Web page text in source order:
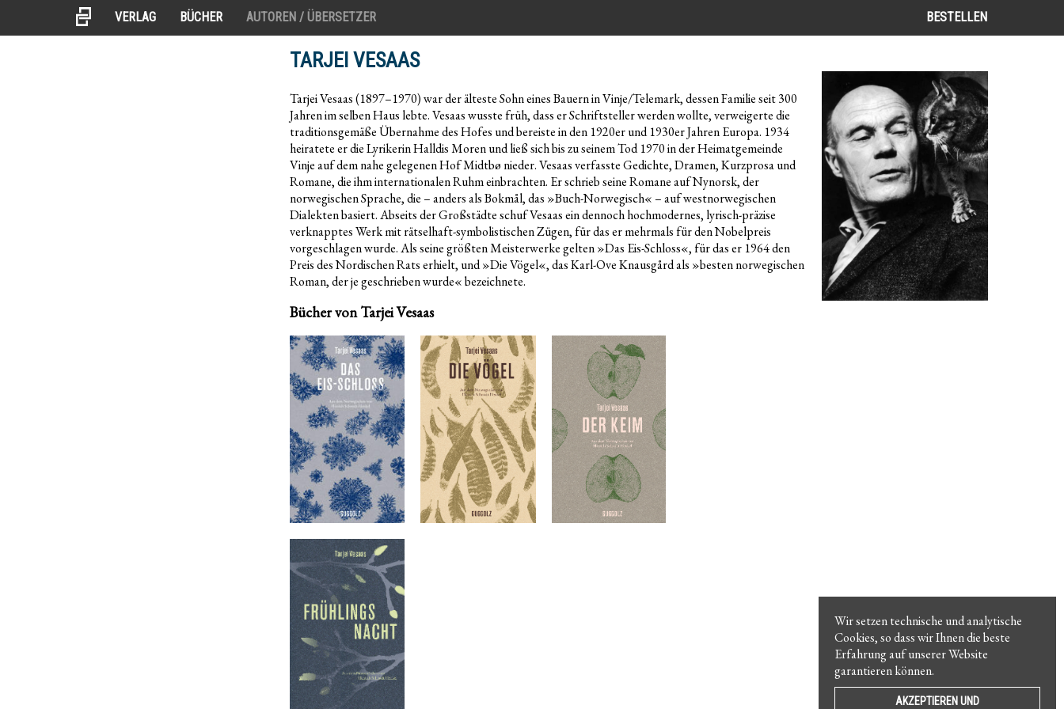
VERLAG BÜCHER AUTOREN / ÜBERSETZER BESTELLEN
TARJEI VESAAS
Tarjei Vesaas (1897–1970) war der älteste Sohn eines Bauern in Vinje/Telemark, dessen Familie seit 300
Jahren im selben Haus lebte. Vesaas wusste früh, dass er Schriftsteller werden wollte, verweigerte die
traditionsgemäße Übernahme des Hofes und bereiste in den 1920er und 1930er Jahren Europa. 1934
heiratete er die Lyrikerin Halldis Moren und ließ sich bis zu seinem Tod 1970 in der Heimatgemeinde
Vinje auf dem nahe gelegenen Hof Midtbø nieder. Vesaas verfasste Gedichte, Dramen, Kurzprosa und
Romane, die ihm internationalen Ruhm einbrachten. Er schrieb seine Romane auf Nynorsk, der
norwegischen Sprache, die – anders als Bokmål, das »Buch-Norwegisch« – auf westnorwegischen
Dialekten basiert. Abseits der Großstädte schuf Vesaas ein dennoch hochmodernes, lyrisch-präzise
verknapptes Werk mit rätselhaft-symbolistischen Zügen, für das er mehrmals für den Nobelpreis
vorgeschlagen wurde. Als seine größten Meisterwerke gelten »Das Eis-Schloss«, für das er 1964 den
Preis des Nordischen Rats erhielt, und »Die Vögel«, das Karl-Ove Knausgård als »besten norwegischen
Roman, der je geschrieben wurde« bezeichnete.
Bücher von Tarjei Vesaas
Wir setzen technische und analytische
Cookies, so dass wir Ihnen die beste
Erfahrung auf unserer Website
garantieren können.
AKZEPTIEREN UND